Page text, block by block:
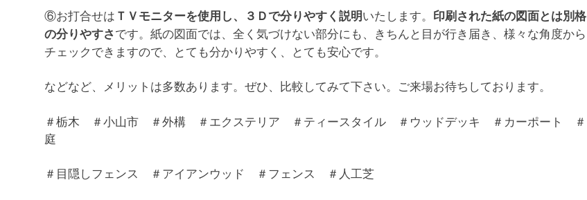
⑥お打合せは ＴＶモニターを使用し、３Ｄで分りやすく説明いたします。 印刷された紙の図面とは別格
の分りやすさです。紙の図面では、全く気づけない部分にも、きちんと目が行き届き、様々な角度から
チェックできますので、とても分かりやすく、とても安心です。
などなど、メリットは多数あります。ぜひ、比較してみて下さい。ご来場お待ちしております。
＃栃木 ＃小山市 ＃外構 ＃エクステリア ＃ティースタイル ＃ウッドデッキ ＃カーポート ＃
庭
＃目隠しフェンス ＃アイアンウッド ＃フェンス ＃人工芝